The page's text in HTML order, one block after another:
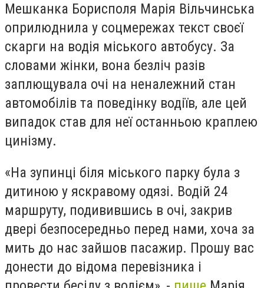
Мешканка Борисполя Марія Вільчинська
оприлюднила у соцмережах текст своєї
скарги на водія міського автобусу. За
словами жінки, вона безліч разів
заплющувала очі на неналежний стан
автомобілів та поведінку водіїв, але цей
випадок став для неї останньою краплею
цинізму.
«На зупинці біля міського парку була з
дитиною у яскравому одязі. Водій 24
маршруту, подивившись в очі, закрив
двері безпосередньо перед нами, хоча за
мить до нас зайшов пасажир. Прошу вас
донести до відома перевізника і